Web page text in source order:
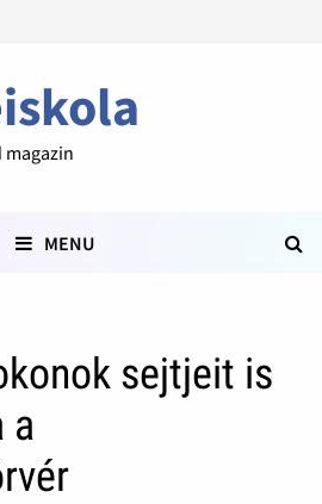
magazin
MENU
sejtjeit is
a